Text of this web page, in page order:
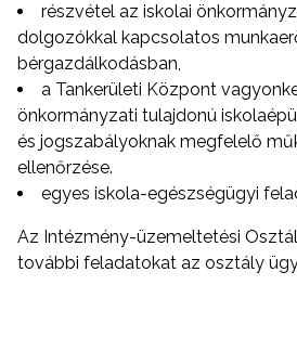
részvétel az iskolai
dolgozókkal kapcsolatos
bérgazdálkodásban,
a Tankerületi Központ
önkormányzati tulajdonú
és jogszabályoknak megfelelő
ellenőrzése.
egyes iskola-egészségügyi
Az Intézmény-üzemeltetési
további feladatokat az osztály